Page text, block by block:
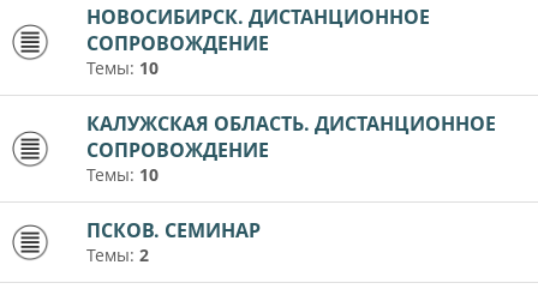
НОВОСИБИРСК. ДИСТАНЦИОННОЕ
СОПРОВОЖДЕНИЕ
Темы: 10
КАЛУЖСКАЯ ОБЛАСТЬ. ДИСТАНЦИОННОЕ
СОПРОВОЖДЕНИЕ
Темы: 10
ПСКОВ. СЕМИНАР
Темы: 2